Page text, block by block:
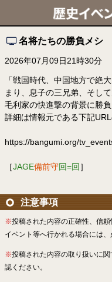
名将たちの勝負メシ
2026年07月09日21時30分
「戦国時代、中国地方で絶
まり、息子の三兄弟、そし
毛利家の快進撃の背景に勝負
詳細は情報元である下記
https://bangumi.org/
［JAGE備前守回=回 ］
注意事項
※投稿された内容の正確性、信
イベント等へ行かれる場合には
※投稿された内容の取り扱いに
認ください。